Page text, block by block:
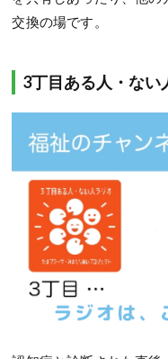
交換の場です。
3丁目ある人・ない